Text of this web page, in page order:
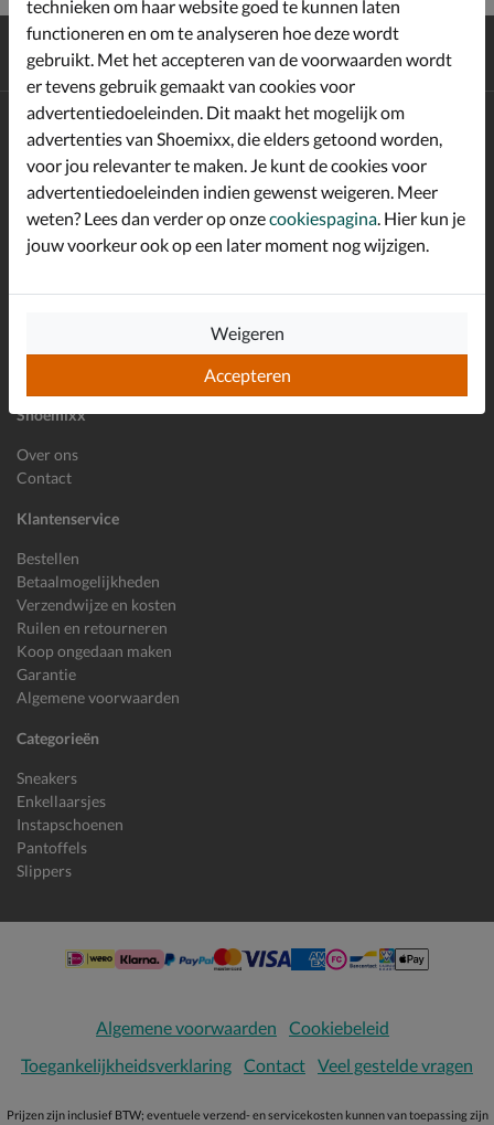
Gratisverzending en retour*
Achterafbetalen
Shoemixx
Over ons
Contact
Klantenservice
Bestellen
Betaalmogelijkheden
Verzendwijze en kosten
Ruilen en retourneren
Koop ongedaan maken
Garantie
Algemene voorwaarden
Categorieën
Sneakers
Enkellaarsjes
Instapschoenen
Pantoffels
Slippers
Altijd op de hoogte zijn?
Schrijf je in voor de Shoemixx nieuwsbrief en ontvang €10,-
welkomstkorting!*
E-mailadres
Algemene voorwaarden
Cookiebeleid
Toegankelijkheidsverklaring Contact Veel gestelde vragen
Prijzen zijn inclusief BTW; eventuele verzend- en servicekosten kunnen van toepassing zijn
technieken om haar website goed te kunnen laten
functioneren en om te analyseren hoe deze wordt
gebruikt. Met het accepteren van de voorwaarden wordt
er tevens gebruik gemaakt van cookies voor
advertentiedoeleinden. Dit maakt het mogelijk om
advertenties van Shoemixx, die elders getoond worden,
voor jou relevanter te maken. Je kunt de cookies voor
advertentiedoeleinden indien gewenst weigeren. Meer
weten? Lees dan verder op onzecookiespagina . Hier kun je
jouw voorkeur ook op een later moment nog wijzigen.
Accepteren
Weigeren